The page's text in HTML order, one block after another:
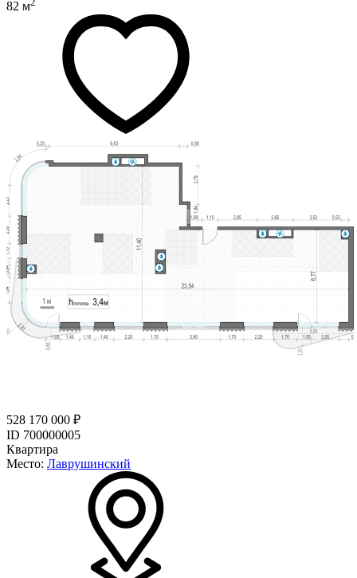
82 м
528 170 000 ₽
ID 700000005
Квартира
Место: Лаврушинский